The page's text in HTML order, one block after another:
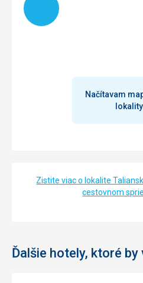
Načítavam
Zistite viac o lokalite
cestovnom
Ďalšie hotely, ktoré